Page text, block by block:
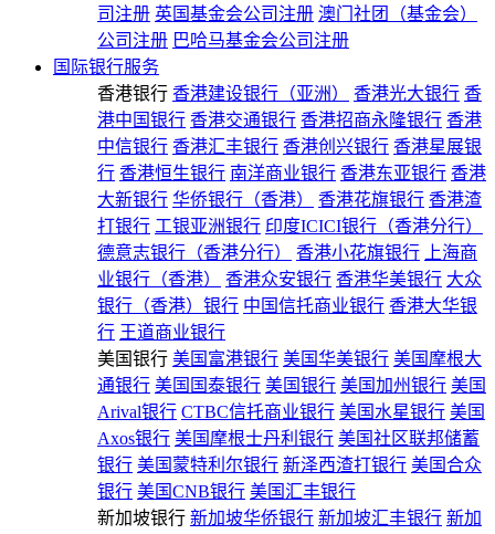
司注册 英国基金会公司注册 澳门社团（基金会）
公司注册 巴哈马基金会公司注册
国际银行服务
香港银行 香港建设银行（亚洲） 香港光大银行 香
港中国银行 香港交通银行 香港招商永隆银行 香港
中信银行 香港汇丰银行 香港创兴银行 香港星展银
行 香港恒生银行 南洋商业银行 香港东亚银行 香港
大新银行 华侨银行（香港） 香港花旗银行 香港渣
打银行 工银亚洲银行 印度ICICI银行（香港分行）
德意志银行（香港分行）
香港小花旗银行
上海商
业银行（香港）
香港众安银行 香港华美银行 大众
银行（香港）银行 中国信托商业银行 香港大华银
行 王道商业银行
美国银行 美国富港银行 美国华美银行 美国摩根大
通银行 美国国泰银行 美国银行 美国加州银行 美国
Arival银行 CTBC信托商业银行 美国水星银行 美国
Axos银行 美国摩根士丹利银行 美国社区联邦储蓄
银行 美国蒙特利尔银行 新泽西渣打银行 美国合众
银行 美国CNB银行 美国汇丰银行
新加坡银行 新加坡华侨银行 新加坡汇丰银行 新加